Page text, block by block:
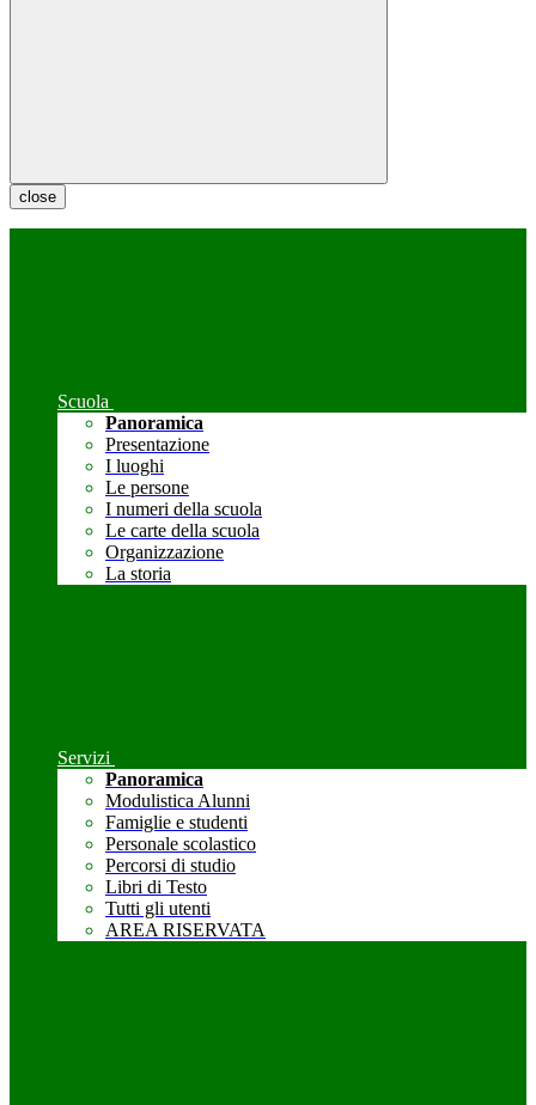
close
Scuola
Panoramica
Presentazione
I luoghi
Le persone
I numeri della scuola
Le carte della scuola
Organizzazione
La storia
Servizi
Panoramica
Modulistica Alunni
Famiglie e studenti
Personale scolastico
Percorsi di studio
Libri di Testo
Tutti gli utenti
AREA RISERVATA